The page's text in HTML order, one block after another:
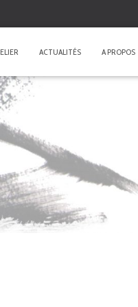
ACTUALITÉS A PROPOS